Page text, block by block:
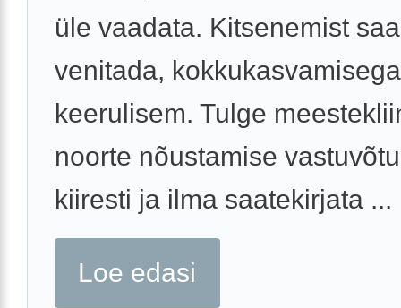
üle vaadata. Kitsenemist
venitada,
keerulisem. Tulge
noorte nõustamise
kiiresti ja ilma saatekirjata ...
Loe edasi